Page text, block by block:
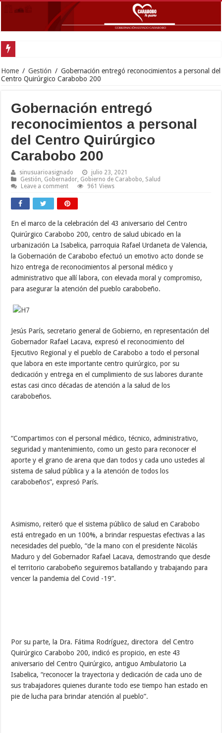
Home / Gestión / Gobernación entregó reconocimientos a personal del
Centro Quirúrgico Carabobo 200
Gobernación entregó
reconocimientos a personal
del Centro Quirúrgico
Carabobo 200
sinusuarioasignado
julio 23, 2021
Gestión Gobernador Gobierno de Carabobo Salud
Leave a comment
961 Views
En el marco de la celebración del 43 aniversario del Centro
Quirúrgico Carabobo 200, centro de salud ubicado en la
urbanización La Isabelica, parroquia Rafael Urdaneta de Valencia,
la Gobernación de Carabobo efectuó un emotivo acto donde se
hizo entrega de reconocimientos al personal médico y
administrativo que allí labora, con elevada moral y compromiso,
para asegurar la atención del pueblo carabobeño.
Jesús París, secretario general de Gobierno, en representación del
Gobernador Rafael Lacava, expresó el reconocimiento del
Ejecutivo Regional y el pueblo de Carabobo a todo el personal
que labora en este importante centro quirúrgico, por su
dedicación y entrega en el cumplimiento de sus labores durante
estas casi cinco décadas de atención a la salud de los
carabobeños.
“Compartimos con el personal médico, técnico, administrativo,
seguridad y mantenimiento, como un gesto para reconocer el
aporte y el grano de arena que dan todos y cada uno ustedes al
sistema de salud pública y a la atención de todos los
carabobeños”, expresó París.
Asimismo, reiteró que el sistema público de salud en Carabobo
está entregado en un 100%, a brindar respuestas efectivas a las
necesidades del pueblo, “de la mano con el presidente Nicolás
Maduro y del Gobernador Rafael Lacava, demostrando que desde
el territorio carabobeño seguiremos batallando y trabajando para
vencer la pandemia del Covid -19”.
Por su parte, la Dra. Fátima Rodríguez, directora del Centro
Quirúrgico Carabobo 200, indicó es propicio, en este 43
aniversario del Centro Quirúrgico, antiguo Ambulatorio La
Isabelica, “reconocer la trayectoria y dedicación de cada uno de
sus trabajadores quienes durante todo ese tiempo han estado en
pie de lucha para brindar atención al pueblo”.